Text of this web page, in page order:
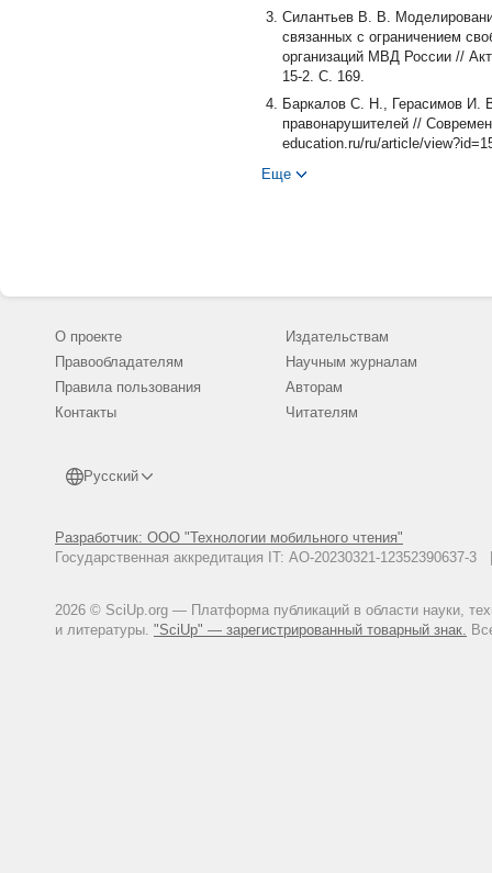
Силантьев В. В.
связанных с ограничением
организаций МВД России //
15-2. С. 169.
Баркалов С. Н., Герасимов И.
правонарушителей //
education.ru/ru/article/
Еще
О проекте
Правообладателям
Правила пользования
Контакты
Русский
Разработчик: ООО "Технологии мобильного чтения"
Государственная аккредитация IT: АО-20230321-
2026 © SciUp.org — Платформа публикаций в области науки,
и литературы. "SciUp" — зарегистрированный товарный знак.
Издательствам
Научным журналам
Авторам
Читателям